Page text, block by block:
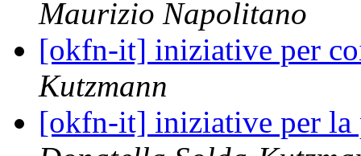
Maurizio Napolitano
[okfn-it] iniziative per
Kutzmann
[okfn-it] iniziative per la